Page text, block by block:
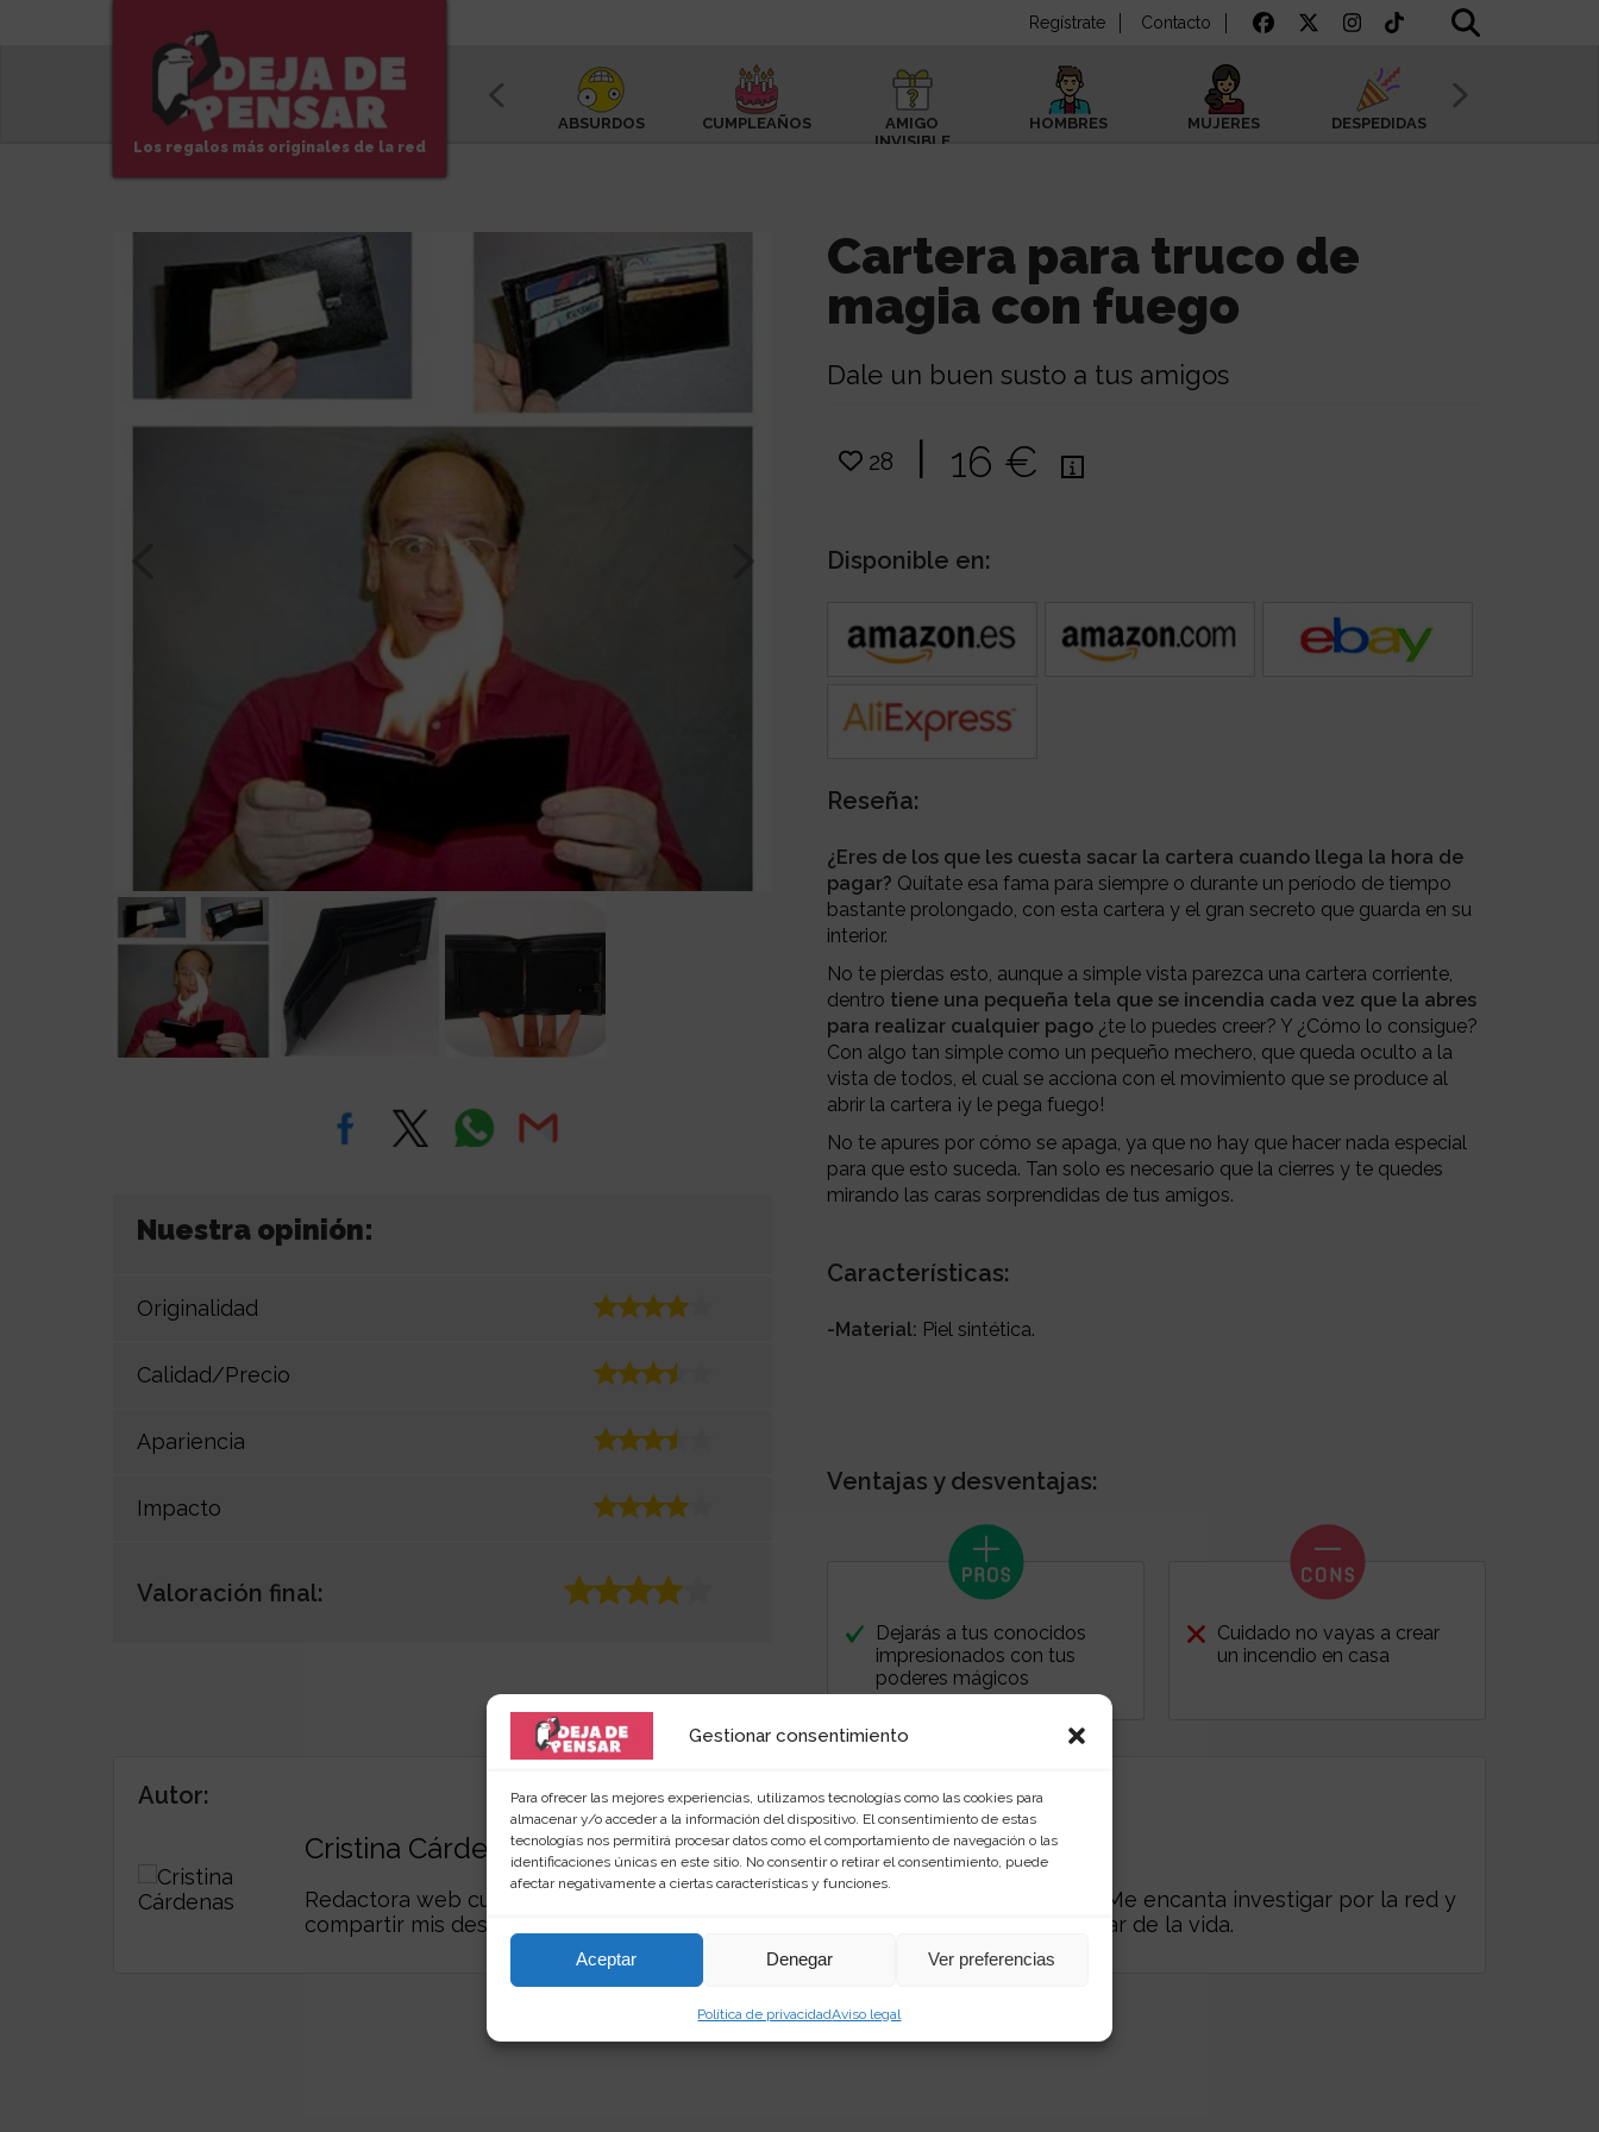
Gestionar consentimiento
Para ofrecer las mejores experiencias, utilizamos tecnologías como las cookies para
almacenar y/o acceder a la información del dispositivo. El consentimiento de estas
tecnologías nos permitirá procesar datos como el comportamiento de navegación o las
identificaciones únicas en este sitio. No consentir o retirar el consentimiento, puede
afectar negativamente a ciertas características y funciones.
Aceptar Denegar Ver preferencias
Política de privacidadAviso legal
Los regalos más originales de la red
Regístrate Contacto
ABSURDOS CUMPLEAÑOS
AMIGO
INVISIBLE
HOMBRES MUJERES DESPEDIDAS
Nuestra opinión:
Originalidad
Calidad/Precio
Apariencia
Impacto
Valoración final:
Cartera para truco de
magia con fuego
Dale un buen susto a tus amigos
28 | 16 €
Disponible en:
Reseña:
¿Eres de los que les cuesta sacar la cartera cuando llega la hora de
pagar? Quítate esa fama para siempre o durante un período de tiempo
bastante prolongado, con esta cartera y el gran secreto que guarda en su
interior.
No te pierdas esto, aunque a simple vista parezca una cartera corriente,
dentro tiene una pequeña tela que se incendia cada vez que la abres
para realizar cualquier pago ¿te lo puedes creer? Y ¿Cómo lo consigue?
Con algo tan simple como un pequeño mechero, que queda oculto a la
vista de todos, el cual se acciona con el movimiento que se produce al
abrir la cartera ¡y le pega fuego!
No te apures por cómo se apaga, ya que no hay que hacer nada especial
para que esto suceda. Tan solo es necesario que la cierres y te quedes
mirando las caras sorprendidas de tus amigos.
Características:
-Material: Piel sintética.
Ventajas y desventajas:
Dejarás a tus conocidos
impresionados con tus
poderes mágicos
Cuidado no vayas a crear
un incendio en casa
Autor:
Cristina Cárdenas
Redactora web curiosa, amante de las palabras y de los productos singulares. Me encanta investigar por la red y
compartir mis descubrimientos en
. Me gusta el mar y disfrutar de la vida.